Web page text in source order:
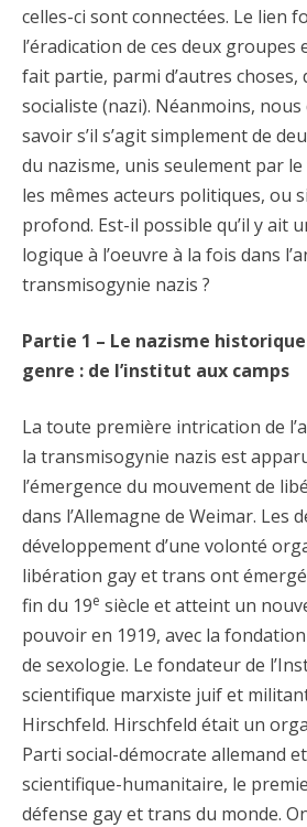
celles-ci sont connectées. Le lien
l’éradication de ces deux
fait partie, parmi d’autres
socialiste (nazi). Néanmoins,
savoir s’il s’agit simplement de
du nazisme, unis seulement par
les mêmes acteurs politiques, ou
profond. Est-il possible qu’il y ait
logique à l’oeuvre à la fois dans
transmisogynie nazis ?
Partie 1 – Le nazisme
genre : de l’institut aux camps
La toute première intrication de
la transmisogynie nazis est
l’émergence du mouvement de
dans l’Allemagne de Weimar. Les
développement d’une volonté
libération gay et trans ont
fin du 19e siècle et atteint un
pouvoir en 1919, avec la
de sexologie. Le fondateur de
scientifique marxiste juif et
Hirschfeld. Hirschfeld était un
Parti social-démocrate allemand
scientifique-humanitaire, le
défense gay et trans du monde.